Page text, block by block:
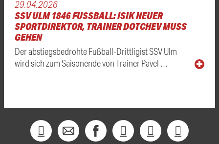
29.04.2026
SSV ULM 1846 FUSSBALL: ISIK NEUER
SPORTDIREKTOR, TRAINER DOTCHEV MUSS
GEHEN
Der abstiegsbedrohte Fußball-Drittligist SSV Ulm
wird sich zum Saisonende von Trainer Pavel …